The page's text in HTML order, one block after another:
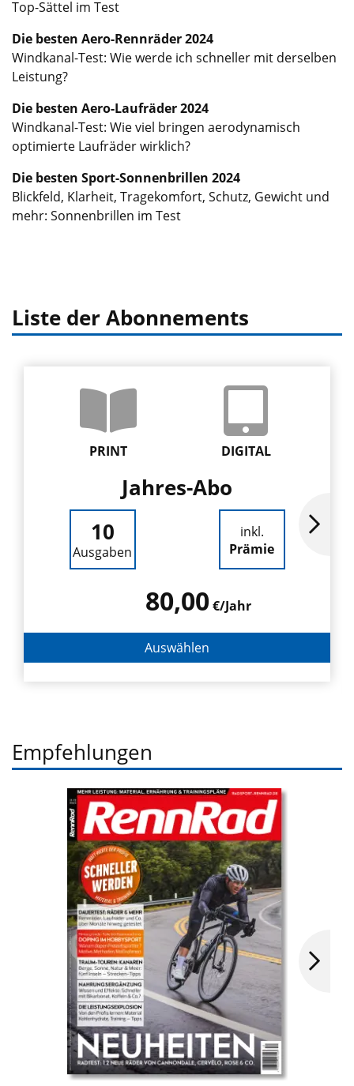
Top-Sättel im Test
Die besten Aero-Rennräder 2024
Windkanal-Test: Wie werde ich schneller mit derselben
Leistung?
Die besten Aero-Laufräder 2024
Windkanal-Test: Wie viel bringen aerodynamisch
optimierte Laufräder wirklich?
Die besten Sport-Sonnenbrillen 2024
Blickfeld, Klarheit, Tragekomfort, Schutz, Gewicht und
mehr: Sonnenbrillen im Test
Liste der Abonnements
PRINT DIGITAL
Jahres-Abo
10
Ausgaben
inkl.
Prämie
80,00€/Jahr
Auswählen
Empfehlungen